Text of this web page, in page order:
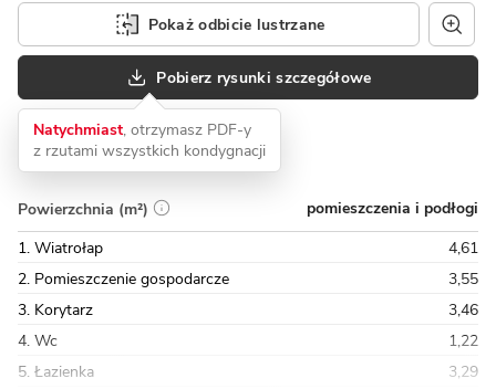
Pokaż odbicie lustrzane
Pobierz rysunki szczegółowe
Natychmiast, otrzymasz PDF-y
z rzutami wszystkich kondygnacji
Powierzchnia (m²)
pomieszczenia i podłogi
1. Wiatrołap
4,61
2. Pomieszczenie gospodarcze
3,55
3. Korytarz
3,46
4. Wc
1,22
5. Łazienka
3,29